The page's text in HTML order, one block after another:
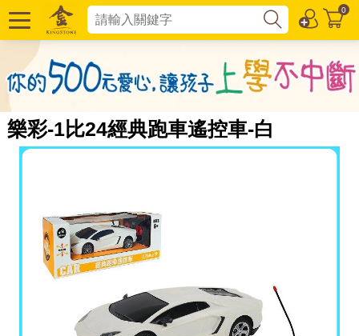
0
樂彩-1比24經典跑車遙控車-白